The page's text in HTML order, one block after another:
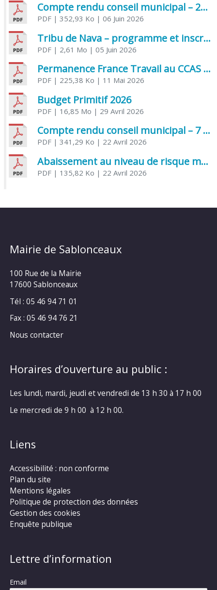
Compte rendu conseil municipal – 21 avril 2026
PDF| 352,93 Ko | 06 Juin 2026
Tribu de Nava – programme et inscriptions été 2026
PDF| 2,61 Mo | 05 Juin 2026
Permanence France Travail au CCAS de Saujon Juin 2026
PDF| 225,38 Ko | 11 Mai 2026
Budget Primitif 2026
PDF| 16,85 Mo | 29 Avril 2026
Compte rendu conseil municipal – 7 avril 2026
PDF| 341,29 Ko | 22 Avril 2026
Abaissement au niveau de risque modéré de l’Influenza aviaire
PDF| 135,82 Ko | 22 Avril 2026
Mairie de Sablonceaux
100 Rue de la Mairie
17600 Sablonceaux
Tél : 05 46 94 71 01
Fax : 05 46 94 76 21
Nous contacter
Horaires d’ouverture au public :
Les lundi, mardi, jeudi et vendredi de 13 h 30 à 17 h 00
Le mercredi de 9 h 00 à 12 h 00.
Liens
Accessibilité : non conforme
Plan du site
Mentions légales
Politique de protection des données
Gestion des cookies
Enquête publique
Lettre d’information
Email